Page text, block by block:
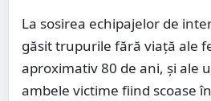
La sosirea echipajelor de
găsit trupurile fără viață ale
aproximativ 80 de ani, și ale
ambele victime fiind scoase